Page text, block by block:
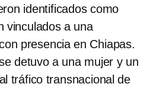
identificados como
vinculados a una
presencia en Chiapas.
detuvo a una mujer y un
tráfico transnacional de